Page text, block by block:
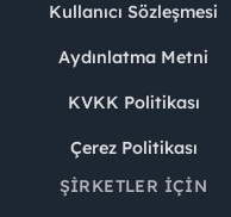
Kullanıcı Sözleşmesi
Aydınlatma Metni
KVKK Politikası
Çerez Politikası
ŞIRKETLER İÇIN